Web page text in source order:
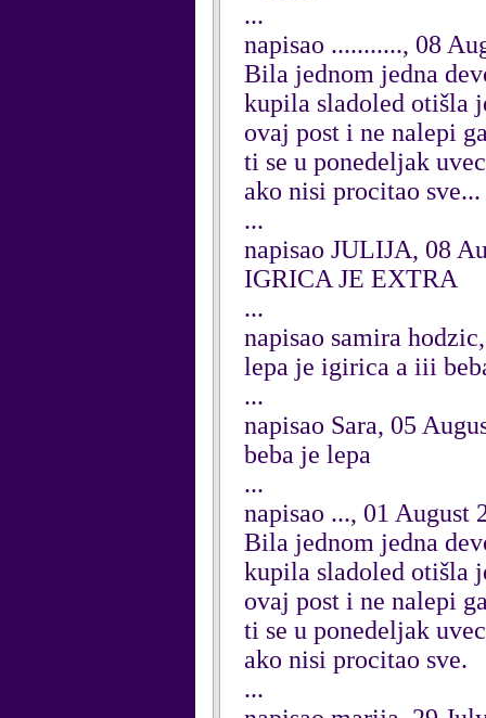
...
napisao ..........., 08
Bila jednom jedna
kupila sladoled otišla
ovaj post i ne nalepi
ti se u ponedeljak
ako nisi procitao
...
napisao JULIJA, 08
IGRICA JE EXTRA
...
napisao samira
lepa je igirica a iii
...
napisao Sara, 05
beba je lepa
...
napisao ..., 01 August
Bila jednom jedna
kupila sladoled otišla
ovaj post i ne nalepi
ti se u ponedeljak
ako nisi procitao sve.
...